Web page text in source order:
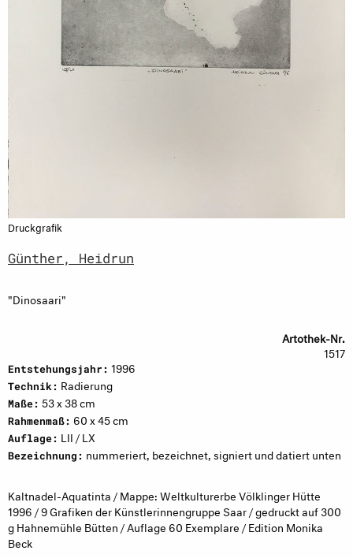
Druckgrafik
Günther, Heidrun
"Dinosaari"
Artothek-Nr.
1517
Entstehungsjahr: 1996
Technik: Radierung
Maße: 53 x 38 cm
Rahmenmaß: 60 x 45 cm
Auflage: LII / LX
Bezeichnung: nummeriert, bezeichnet, signiert und datiert unten
Kaltnadel-Aquatinta / Mappe: Weltkulturerbe Völklinger Hütte
1996 / 9 Grafiken der Künstlerinnengruppe Saar / gedruckt auf 300
g Hahnemühle Bütten / Auflage 60 Exemplare / Edition Monika
Beck